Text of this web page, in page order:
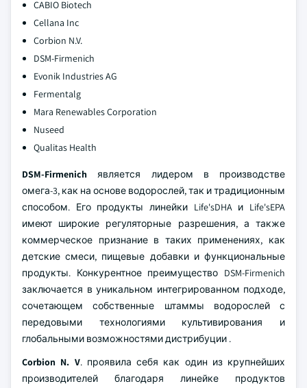
CABIO Biotech
Cellana Inc
Corbion N.V.
DSM-Firmenich
Evonik Industries AG
Fermentalg
Mara Renewables Corporation
Nuseed
Qualitas Health
DSM-Firmenich является лидером в производстве
омега-3, как на основе водорослей, так и традиционным
способом. Его продукты линейки Life'sDHA и Life'sEPA
имеют широкие регуляторные разрешения, а также
коммерческое признание в таких применениях, как
детские смеси, пищевые добавки и функциональные
продукты. Конкурентное преимущество DSM-Firmenich
заключается в уникальном интегрированном подходе,
сочетающем собственные штаммы водорослей с
передовыми технологиями культивирования и
глобальными возможностями дистрибуции .
Corbion N. V.проявила себя как один из крупнейших
производителей благодаря линейке продуктов